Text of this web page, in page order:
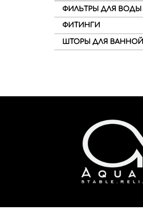
ФИЛЬТРЫ ДЛЯ ВОДЫ
ФИТИНГИ
ШТОРЫ ДЛЯ ВАННОЙ